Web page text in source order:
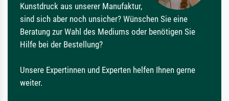
Kunstdruck aus unserer Manufaktur,
sind sich aber noch unsicher? Wünschen Sie eine
Beratung zur Wahl des Mediums oder benötigen Sie
Hilfe bei der Bestellung?
Unsere Expertinnen und Experten helfen Ihnen gerne
weiter.